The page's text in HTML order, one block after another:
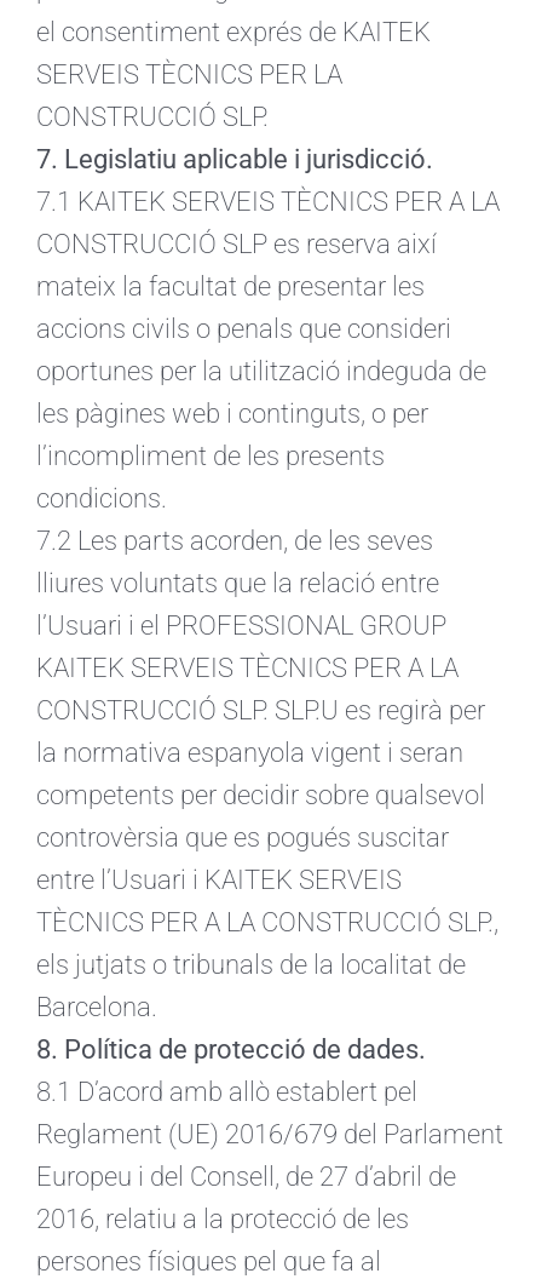
el consentiment exprés de KAITEK
SERVEIS TÈCNICS PER LA
CONSTRUCCIÓ SLP.
7. Legislatiu aplicable i jurisdicció.
7.1 KAITEK SERVEIS TÈCNICS PER A LA
CONSTRUCCIÓ SLP es reserva així
mateix la facultat de presentar les
accions civils o penals que consideri
oportunes per la utilització indeguda de
les pàgines web i continguts, o per
l’incompliment de les presents
condicions.
7.2 Les parts acorden, de les seves
lliures voluntats que la relació entre
l’Usuari i el PROFESSIONAL GROUP
KAITEK SERVEIS TÈCNICS PER A LA
CONSTRUCCIÓ SLP. SLP.U es regirà per
la normativa espanyola vigent i seran
competents per decidir sobre qualsevol
controvèrsia que es pogués suscitar
entre l’Usuari i KAITEK SERVEIS
TÈCNICS PER A LA CONSTRUCCIÓ SLP.,
els jutjats o tribunals de la localitat de
Barcelona.
8. Política de protecció de dades.
8.1 D’acord amb allò establert pel
Reglament (UE) 2016/679 del Parlament
Europeu i del Consell, de 27 d’abril de
2016, relatiu a la protecció de les
persones físiques pel que fa al